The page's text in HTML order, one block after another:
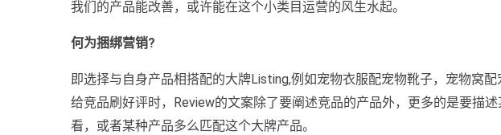
我们的产品能改善，或许能在这个小类目运营的风生水起。
何为捆绑营销?
即选择与自身产品相搭配的大牌Listing,例如宠物衣服配宠物靴子，宠物窝
给竞品刷好评时，Review的文案除了要阐述竞品的产品外，更多的是要描
看，或者某种产品多么匹配这个大牌产品。